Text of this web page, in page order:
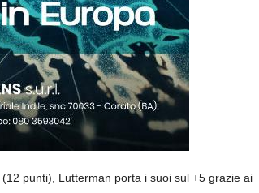
punti), Lutterman porta i suoi sul +5 grazie ai